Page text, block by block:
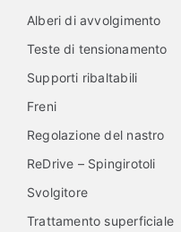
Alberi di avvolgimento
Teste di tensionamento
Supporti ribaltabili
Freni
Regolazione del nastro
ReDrive – Spingirotoli
Svolgitore
Trattamento superficiale